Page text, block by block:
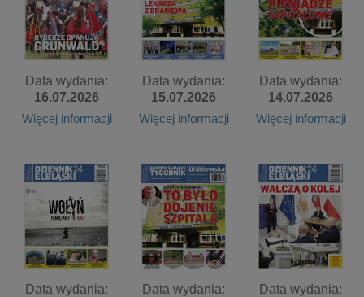
Data wydania:
16.07.2026
Więcej informacji
Data wydania:
15.07.2026
Więcej informacji
Data wydania:
14.07.2026
Więcej informacji
Data wydania:
Data wydania:
Data wydania: